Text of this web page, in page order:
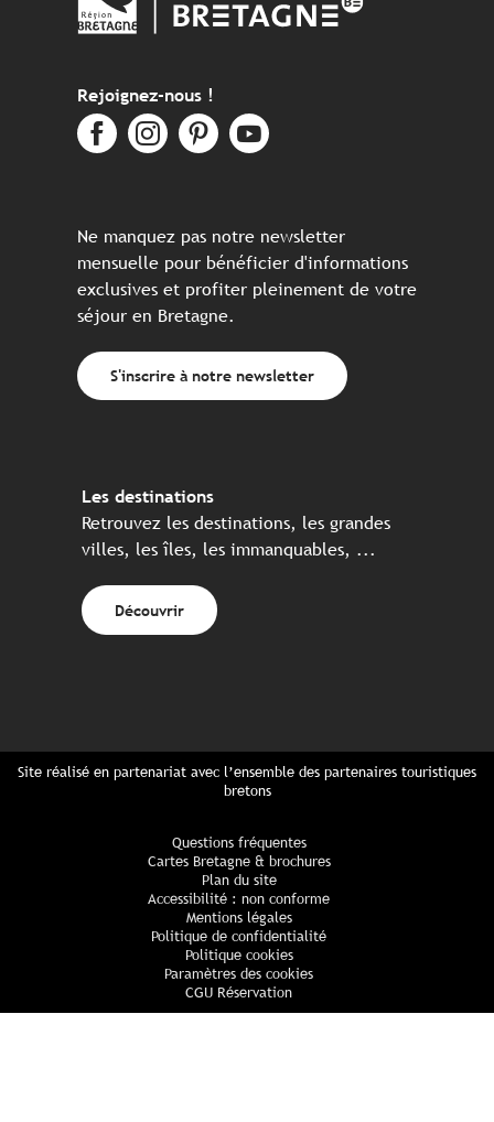
Rejoignez-nous !
Ne manquez pas notre newsletter
mensuelle pour bénéficier d'informations
exclusives et profiter pleinement de votre
séjour en Bretagne.
S'inscrire à notre newsletter
Les destinations
Retrouvez les destinations, les grandes
villes, les îles, les immanquables, ...
Découvrir
Site réalisé en partenariat avec l’ensemble des partenaires touristiques
bretons
Questions fréquentes
Cartes Bretagne & brochures
Plan du site
Accessibilité : non conforme
Mentions légales
Politique de confidentialité
Politique cookies
Paramètres des cookies
CGU Réservation